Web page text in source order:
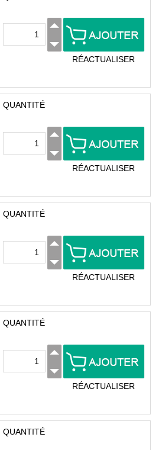
RÉACTUALISER
QUANTITÉ
RÉACTUALISER
QUANTITÉ
RÉACTUALISER
QUANTITÉ
RÉACTUALISER
QUANTITÉ